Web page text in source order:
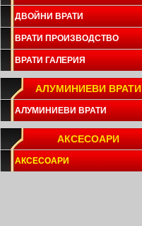
ДВОЙНИ ВРАТИ
ВРАТИ ПРОИЗВОДСТВО
ВРАТИ ГАЛЕРИЯ
АЛУМИНИЕВИ ВРАТИ
АЛУМИНИЕВИ ВРАТИ
АКСЕСОАРИ
АКСЕСОАРИ